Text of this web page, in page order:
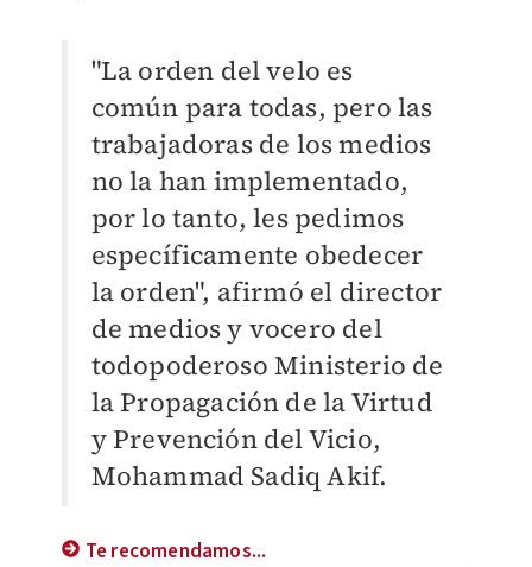
"La orden del velo es
común para todas, pero las
trabajadoras de los medios
no la han implementado,
por lo tanto, les pedimos
específicamente obedecer
la orden", afirmó el director
de medios y vocero del
todopoderoso Ministerio de
la Propagación de la Virtud
y Prevención del Vicio,
Mohammad Sadiq Akif.
Te recomendamos...